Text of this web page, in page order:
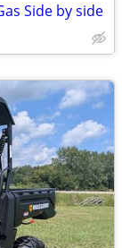
Side by side